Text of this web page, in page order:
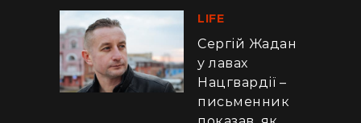
LIFE
Сергій Жадан
у лавах
Нацгвардії –
письменник